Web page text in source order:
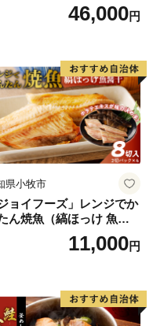
数ですが「受領証明書
れている案内窓口まで
46,000円
県小牧市
ジョイフーズ」レンジでか
ん焼魚（縞ほっけ 魚醤
11,000円